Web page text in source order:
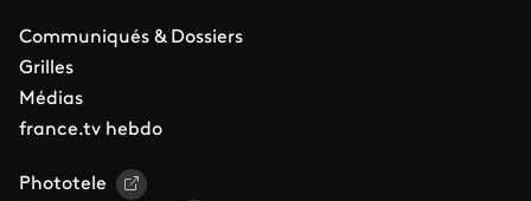
Communiqués & Dossiers
Grilles
Médias
france.tv hebdo
Phototele